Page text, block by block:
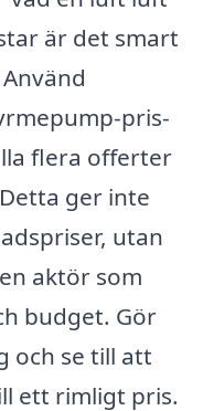
är det smart
pris-
flera offerter
ger inte
utan
aktör som
budget. Gör
och se till att
ett rimligt pris.